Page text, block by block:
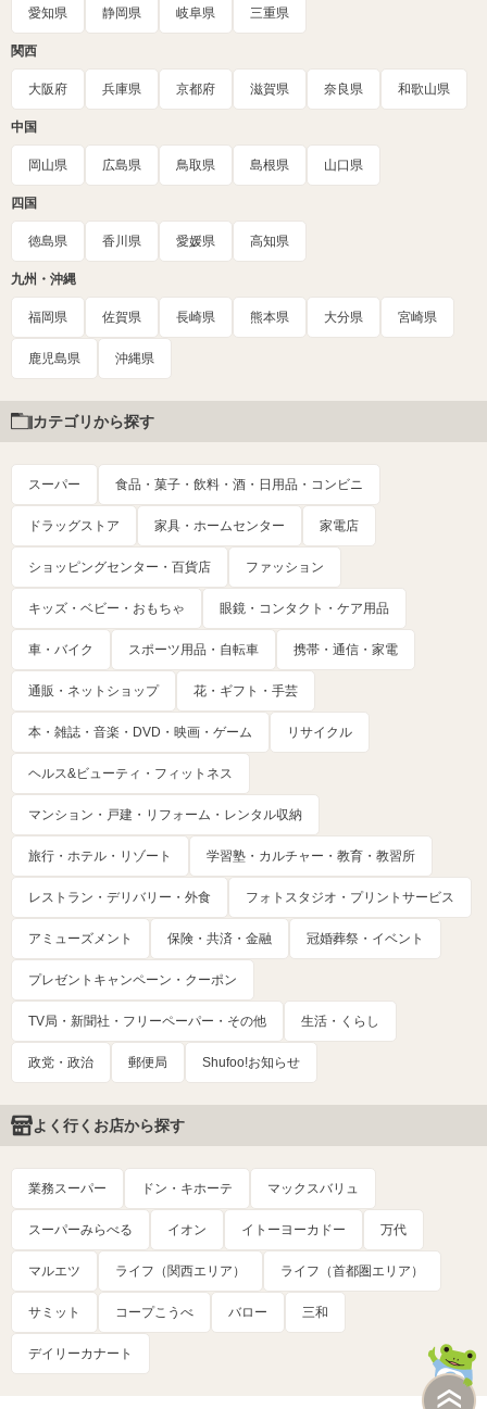
愛知県 静岡県 岐阜県 三重県
関西
大阪府 兵庫県 京都府 滋賀県 奈良県 和歌山県
中国
岡山県 広島県 鳥取県 島根県 山口県
四国
徳島県 香川県 愛媛県 高知県
九州・沖縄
福岡県 佐賀県 長崎県 熊本県 大分県 宮崎県
鹿児島県 沖縄県
カテゴリから探す
スーパー 食品・菓子・飲料・酒・日用品・コンビニ
ドラッグストア 家具・ホームセンター 家電店
ショッピングセンター・百貨店 ファッション
キッズ・ベビー・おもちゃ 眼鏡・コンタクト・ケア用品
車・バイク スポーツ用品・自転車 携帯・通信・家電
通販・ネットショップ 花・ギフト・手芸
本・雑誌・音楽・DVD・映画・ゲーム リサイクル
ヘルス&ビューティ・フィットネス
マンション・戸建・リフォーム・レンタル収納
旅行・ホテル・リゾート 学習塾・カルチャー・教育・教習所
レストラン・デリバリー・外食 フォトスタジオ・プリントサービス
アミューズメント 保険・共済・金融 冠婚葬祭・イベント
プレゼントキャンペーン・クーポン
TV局・新聞社・フリーペーパー・その他 生活・くらし
政党・政治 郵便局 Shufoo!お知らせ
よく行くお店から探す
業務スーパー ドン・キホーテ マックスバリュ
スーパーみらべる イオン イトーヨーカドー 万代
マルエツ ライフ（関西エリア） ライフ（首都圏エリア）
サミット コープこうべ バロー 三和
デイリーカナート